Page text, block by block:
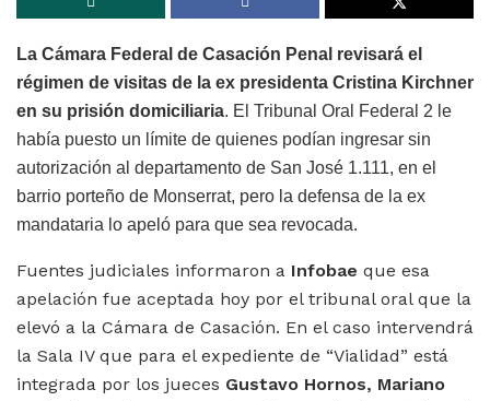
La Cámara Federal de Casación Penal revisará el
régimen de visitas de la ex presidenta Cristina Kirchner
en su prisión domiciliaria. El Tribunal Oral Federal 2 le
había puesto un límite de quienes podían ingresar sin
autorización al departamento de San José 1.111, en el
barrio porteño de Monserrat, pero la defensa de la ex
mandataria lo apeló para que sea revocada.
Fuentes judiciales informaron a Infobae que esa
apelación fue aceptada hoy por el tribunal oral que la
elevó a la Cámara de Casación. En el caso intervendrá
la Sala IV que para el expediente de “Vialidad” está
integrada por los jueces Gustavo Hornos, Mariano